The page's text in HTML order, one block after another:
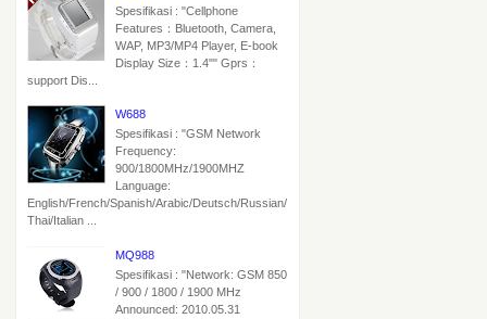
Spesifikasi : "Cellphone
Features：Bluetooth, Camera,
WAP, MP3/MP4 Player, E-book
Display Size：1.4"" Gprs：
support Dis...
W688
Spesifikasi : "GSM Network
Frequency:
900/1800MHz/1900MHZ
Language:
English/French/Spanish/Arabic/Deutsch/Russian/
Thai/Italian ...
MQ988
Spesifikasi : "Network: GSM 850
/ 900 / 1800 / 1900 MHz
Announced: 2010.05.31